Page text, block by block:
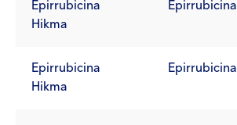
Epirrubicina
Hikma
Epirrubicina
Epirrubicina
Hikma
Epirrubicina